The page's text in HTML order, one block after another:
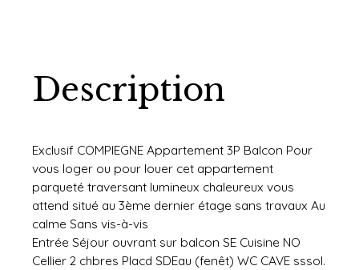
Description
Exclusif COMPIEGNE Appartement 3P Balcon Pour
vous loger ou pour louer cet appartement
parqueté traversant lumineux chaleureux vous
attend situé au 3ème dernier étage sans travaux Au
calme Sans vis-à-vis
Entrée Séjour ouvrant sur balcon SE Cuisine NO
Cellier 2 chbres Placd SDEau (fenêt) WC CAVE sssol.